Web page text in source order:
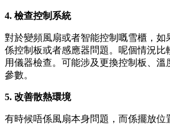
4. 檢查控制系統
對於變頻風扇或者智能控制嘅雪櫃，如
係控制板或者感應器問題。呢個情況比
用儀器檢查。可能涉及更換控制板、溫
參數。
5. 改善散熱環境
有時候唔係風扇本身問題，而係擺放位